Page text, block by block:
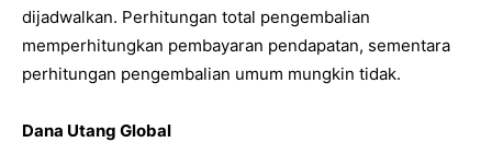
dijadwalkan. Perhitungan total pengembalian
memperhitungkan pembayaran pendapatan, sementara
perhitungan pengembalian umum mungkin tidak.
Dana Utang Global